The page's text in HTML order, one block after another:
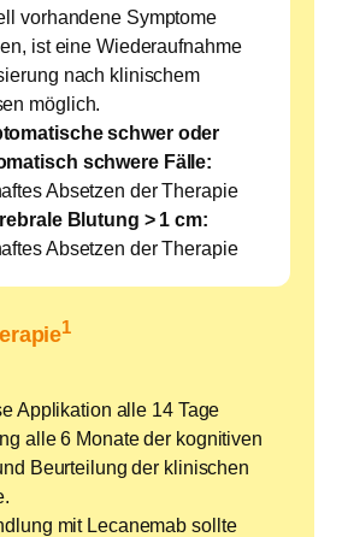
vorhandene Symptome
ist eine Wiederaufnahme
nach klinischem
möglich.
schwer oder
schwere Fälle:
Absetzen der Therapie
Blutung > 1 cm:
Absetzen der Therapie
1
Applikation alle 14 Tage
alle 6 Monate der kognitiven
Beurteilung der klinischen
mit Lecanemab sollte